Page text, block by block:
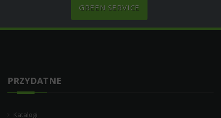
GREEN SERVICE
PRZYDATNE
Katalogi